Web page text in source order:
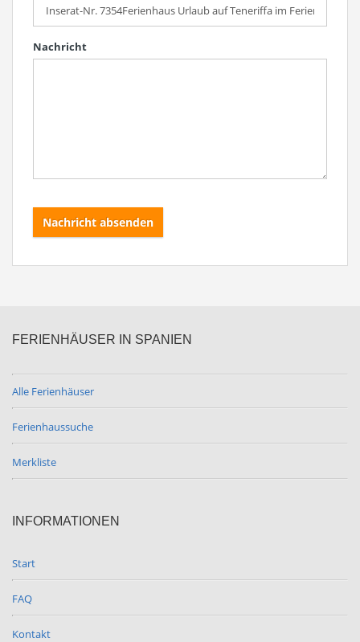
Nachricht
Nachricht absenden
FERIENHÄUSER IN SPANIEN
Alle Ferienhäuser
Ferienhaussuche
Merkliste
INFORMATIONEN
Start
FAQ
Kontakt